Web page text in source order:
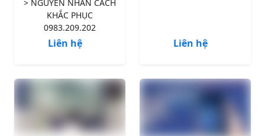
> NGUYÊN NHÂN CÁCH
KHẮC PHỤC
0983.209.202
Liên hệ Liên hệ